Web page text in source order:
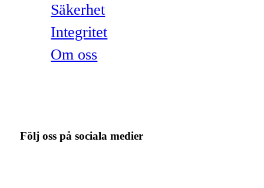
Säkerhet
Integritet
Om oss
Följ oss på sociala medier